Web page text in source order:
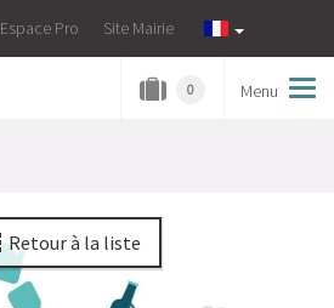
Espace Pro Site Mairie
Menu
0
Retour à la liste